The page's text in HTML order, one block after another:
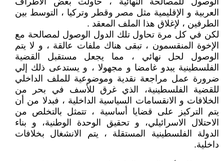
العربية و الإقليمية مثل مصر وقطر وتركيا ، التوسط بين
الطرفين ، لإغلاق هذا الملف المعقد .
لكن في كل مرة تحاول تلك الدول الوصول لمصالحة مع
الإخوة المنقسمون ، تبقى هناك ملفات عالقة ، و لا يتم
الوصول لحل نهائي ، مما يجعل مستقبل القضية
الفلسطينية يبدو غامضا و مجهولا ، و يستدعى ذلك إلي
ضرورة عمل مراجعة نقدية وموضوعية للملف الداخلي
للقضية الفلسطينية، الذي غرق للأسف في بحر من
الخلافات و الانقسامات السياسية الداخلية ، فبدلا من أن
يتم التركيز على قضايا أساسية ، تتمثل بالتخلص من
الاحتلال الاسرائيلي، و تحقيق الوحدة الوطنية، و بناء
الدولة الفلسطينية المستقلة ، يتم الانشغال بخلافات
داخلية.